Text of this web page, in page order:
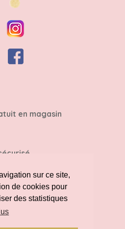
sur ce site,
de cookies pour
des statistiques
en magasin
sous 14 jours